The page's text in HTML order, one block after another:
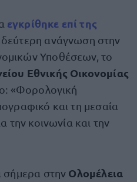
εγκρίθηκε επί της
δεύτερη ανάγνωση στην
Υποθέσεων, το
Εθνικής Οικονομίας
«Φορολογική
και τη μεσαία
την κοινωνία και την
σήμερα στην Ολομέλεια